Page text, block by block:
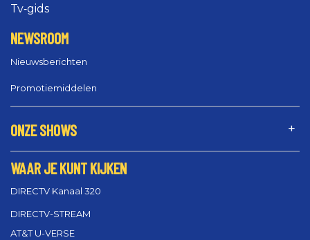
Tv‑gids
NEWSROOM
Nieuwsberichten
Promotiemiddelen
ONZE SHOWS
WAAR JE KUNT KIJKEN
DIRECTV Kanaal 320
DIRECTV-STREAM
AT&T U-VERSE